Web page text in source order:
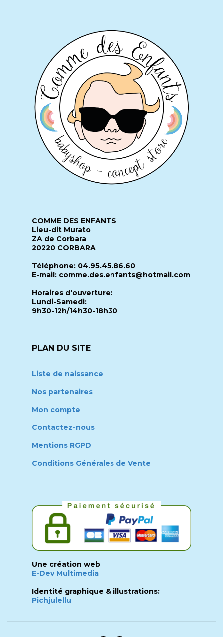
COMME DES ENFANTS
Lieu-dit Murato
ZA de Corbara
20220 CORBARA
Téléphone: 04.95.45.86.60
E-mail: comme.des.enfants@hotmail.com
Horaires d'ouverture:
Lundi-Samedi:
9h30-12h/14h30-18h30
PLAN DU SITE
Liste de naissance
Nos partenaires
Mon compte
Contactez-nous
Mentions RGPD
Conditions Générales de Vente
Une création web
E-Dev Multimedia
Identité graphique & illustrations:
Pichjulellu